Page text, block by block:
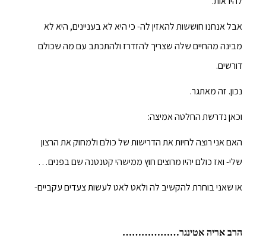
אבל אנחנו חוששות להאזין לה- כי היא לא בעניינים, היא לא
מבינה מהחיים שלה שצריך להזדרז ולהתכתב עם מה שכולם
דורשים.
נכון. זה מאתגר.
וכאן נדרשת החלטה אמיצה:
האם אני רוצה לחיות את הדרישות של כולם ולמחוק את הרצון
שלי- ואז כולם יהיו מרוצים חוץ ממישהי קטנטנה שם בפנים…
או שאני בוחרת להקשיב לה ולאט לאט לעשות צעדים עקביים-
הרב אריה אטינגר………………